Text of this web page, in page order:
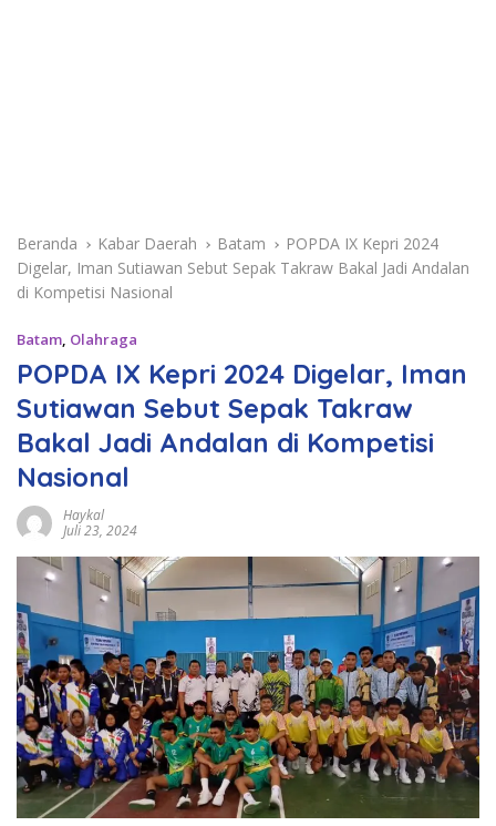
Beranda Kabar Daerah Batam
POPDA IX Kepri 2024
Digelar, Iman Sutiawan Sebut Sepak Takraw Bakal Jadi Andalan
di Kompetisi Nasional
Batam, Olahraga
POPDA IX Kepri 2024 Digelar, Iman
Sutiawan Sebut Sepak Takraw
Bakal Jadi Andalan di Kompetisi
Nasional
Haykal
Juli 23, 2024